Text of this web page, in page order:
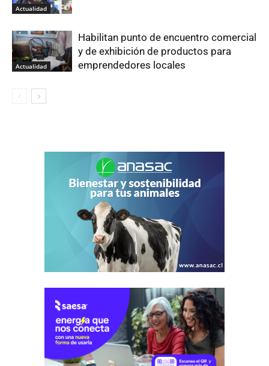
Actualidad
Actualidad
Habilitan punto de encuentro comercial
y de exhibición de productos para
emprendedores locales